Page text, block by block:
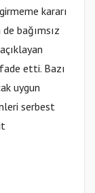
kararı
bağımsız
etti. Bazı
uygun
serbest